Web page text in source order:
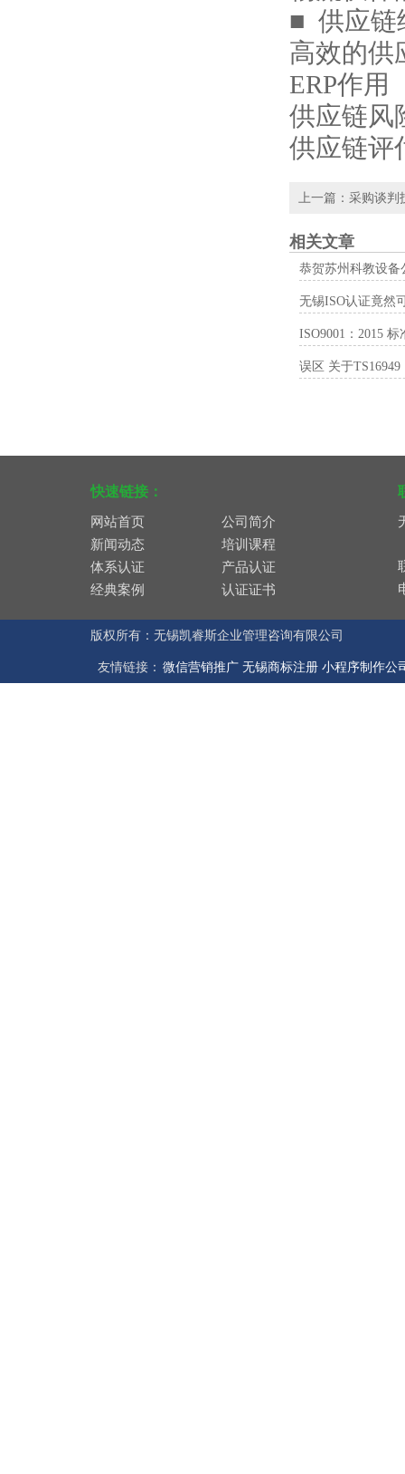
■ 供应链
高效的供
ERP作用
供应链风
供应链评
上一篇： 采购谈判
相关文章
恭贺苏州科教设备
无锡ISO认证竟然
ISO9001：2015
误区 关于
快速链接：
网站首页
公司简介
新闻动态
培训课程
体系认证
产品认证
经典案例
认证证书
版权所有：无锡凯睿斯企业管理咨询有限公司
友情链接： 微信营销推广 无锡商标注册 小程序制作公